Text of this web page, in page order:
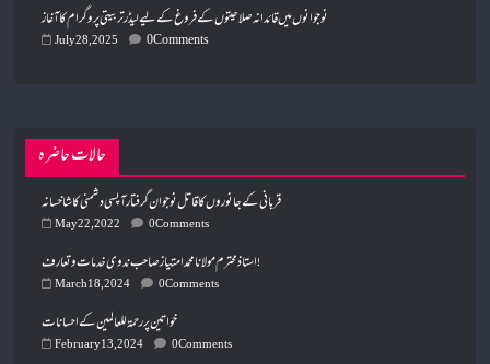
نوجوانوں میں قائدانہ صلاحیتوں کے فروغ کے لیے لیڈر تربیتی پروگرام کا آغاز
July 28, 2025 0 Comments
حالات حاضرہ
قربانی کے جانوروں کا قاتل نوجوان گرفتار آپسی دشمنی کا شاخسانہ
May 22, 2022 0 Comments
استاذ محترم مولانا محمد امتیاز صاحب ندوی خدمات و تعارف!‎
March 18, 2024 0 Comments
خواتین پر رحمۃ للعالمین کے احسانات
February 13, 2024 0 Comments